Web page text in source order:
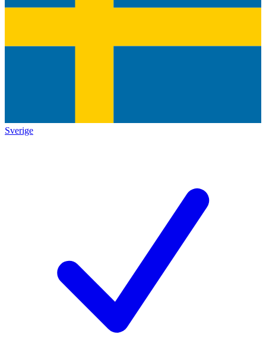
Sverige